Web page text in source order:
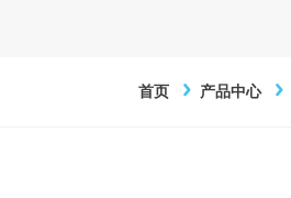
首页 产品中心